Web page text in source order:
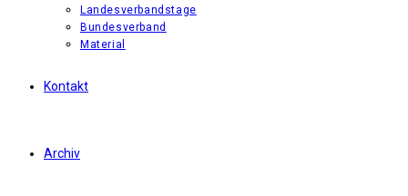
Landesverbandstage
Bundesverband
Material
Kontakt
Archiv